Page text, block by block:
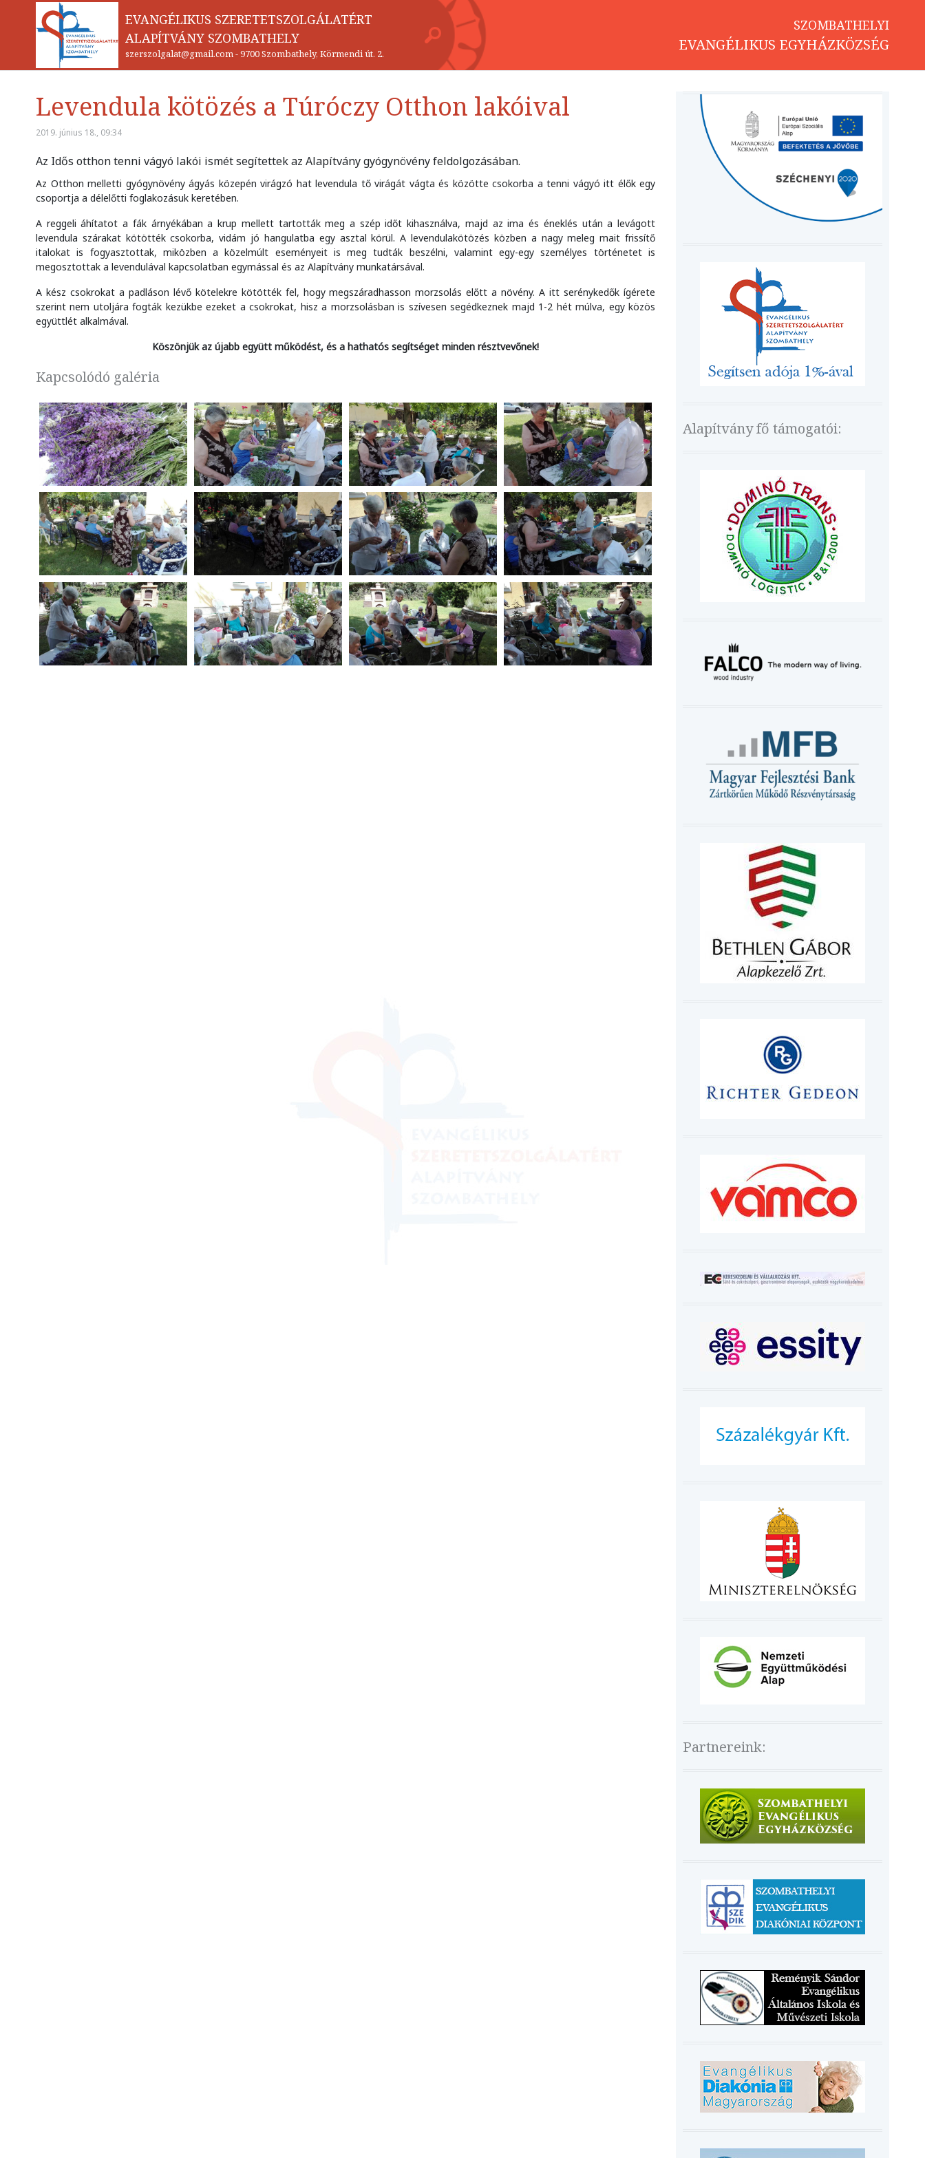
EVANGÉLIKUS SZERETETSZOLGÁLATÉRT
ALAPÍTVÁNY SZOMBATHELY
szerszolgalat@gmail.com-9700 Szombathely, Körmendi út. 2.
SZOMBATHELYI
EVANGÉLIKUS EGYHÁZKÖZSÉG
Levendula kötözés a Túróczy Otthon lakóival
2019. június 18., 09:34
Az Idős otthon tenni vágyó lakói ismét segítettek az Alapítvány gyógynövény feldolgozásában.
Az Otthon melletti gyógynövény ágyás közepén virágzó hat levendula tő virágát vágta és közötte csokorba a tenni vágyó itt élők egy
csoportja a délelőtti foglakozásuk keretében.
A reggeli áhítatot a fák árnyékában a krup mellett tartották meg a szép időt kihasználva, majd az ima és éneklés után a levágott
levendula szárakat kötötték csokorba, vidám jó hangulatba egy asztal körül. A levendulakötözés közben a nagy meleg mait frissítő
italokat is fogyasztottak, miközben a közelmúlt eseményeit is meg tudták beszélni, valamint egy-egy személyes történetet is
megosztottak a levendulával kapcsolatban egymással és az Alapítvány munkatársával.
A kész csokrokat a padláson lévő kötelekre kötötték fel, hogy megszáradhasson morzsolás előtt a növény. A itt serénykedők ígérete
szerint nem utoljára fogták kezükbe ezeket a csokrokat, hisz a morzsolásban is szívesen segédkeznek majd 1-2 hét múlva, egy közös
együttlét alkalmával.
Köszönjük az újabb együtt működést, és a hathatós segítséget minden résztvevőnek!
Kapcsolódó galéria
Alapítvány fő támogatói:
Partnereink: